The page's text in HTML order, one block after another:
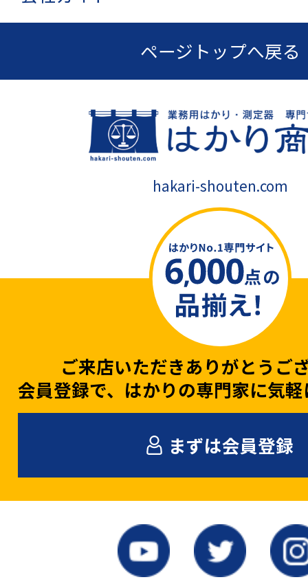
ご来店いただきありがとうご
会員登録で、はかりの専門家に気
まずは会員登録
ページトップへ戻る
hakari-shouten.com